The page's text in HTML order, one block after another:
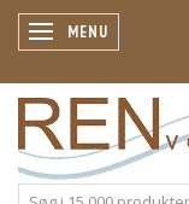
SKIFTE NAVIGATION
MENU